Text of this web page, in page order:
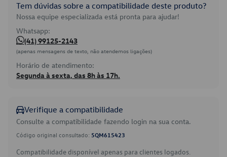
Tem dúvidas sobre a compatibilidade deste produto?
Nossa equipe especializada está pronta para ajudar!
Whatsapp:
(41) 99125-2143
(apenas mensagens de texto, não atendemos ligações)
Horário de atendimento:
Segunda à sexta, das 8h às 17h.
Verifique a compatibilidade
Consulte a compatibilidade fazendo login na sua conta.
Código original consultado: 5QM615423
Compatibilidade disponível apenas para clientes logados.